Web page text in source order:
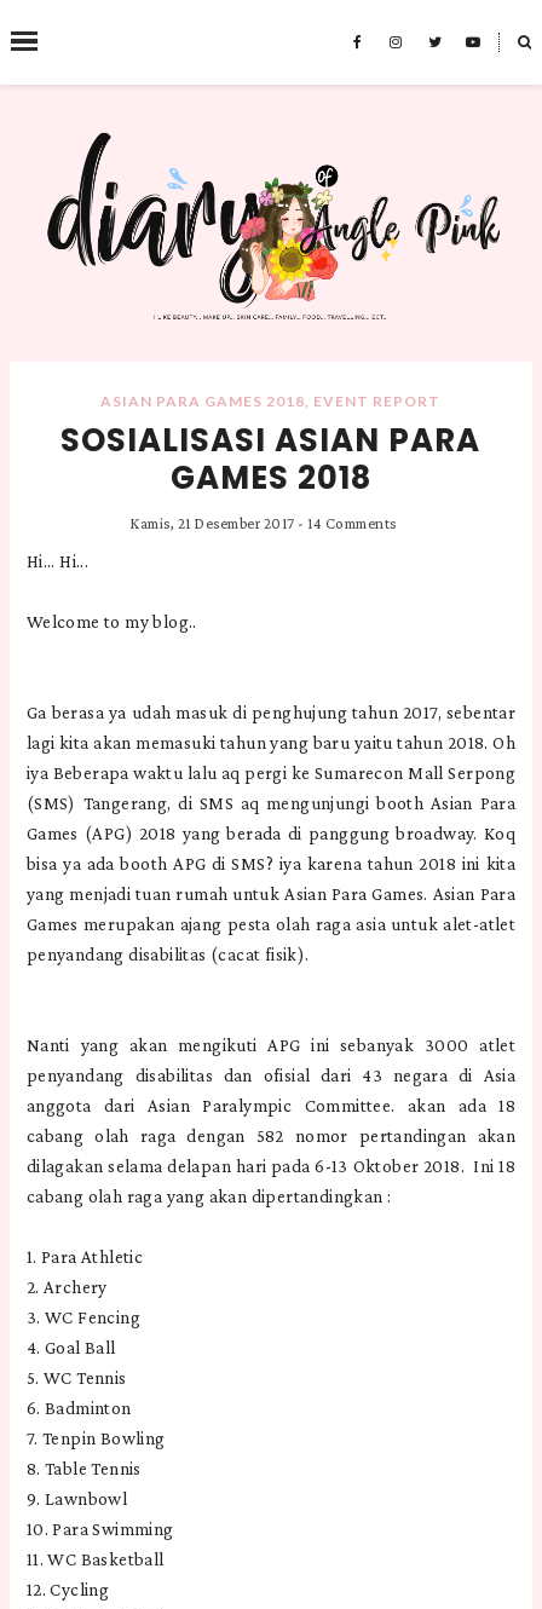
˟
SEARCH THIS BLOG
ASIAN PARA GAMES 2018, EVENT REPORT
SOSIALISASI ASIAN PARA
GAMES 2018
Kamis, 21 Desember 2017 - 14 Comments
Hi... Hi...
Welcome to my blog..
Ga berasa ya udah masuk di penghujung tahun 2017, sebentar
lagi kita akan memasuki tahun yang baru yaitu tahun 2018. Oh
iya Beberapa waktu lalu aq pergi ke Sumarecon Mall Serpong
(SMS) Tangerang, di SMS aq mengunjungi booth Asian Para
Games (APG) 2018 yang berada di panggung broadway. Koq
bisa ya ada booth APG di SMS? iya karena tahun 2018 ini kita
yang menjadi tuan rumah untuk Asian Para Games. Asian Para
Games merupakan ajang pesta olah raga asia untuk alet-atlet
penyandang disabilitas (cacat fisik).
Nanti yang akan mengikuti APG ini sebanyak 3000 atlet
penyandang disabilitas dan ofisial dari 43 negara di Asia
anggota dari Asian Paralympic Committee. akan ada 18
cabang olah raga dengan 582 nomor pertandingan akan
dilagakan selama delapan hari pada 6-13 Oktober 2018. Ini 18
cabang olah raga yang akan dipertandingkan :
1. Para Athletic
2. Archery
3. WC Fencing
4. Goal Ball
5. WC Tennis
6. Badminton
7. Tenpin Bowling
8. Table Tennis
9. Lawnbowl
10. Para Swimming
11. WC Basketball
12. Cycling